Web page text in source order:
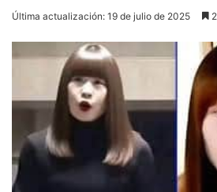
Última actualización: 19 de julio de 2025